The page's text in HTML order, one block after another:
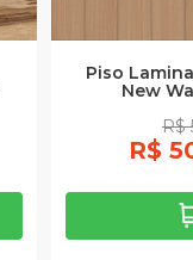
Piso
New
R$
R$